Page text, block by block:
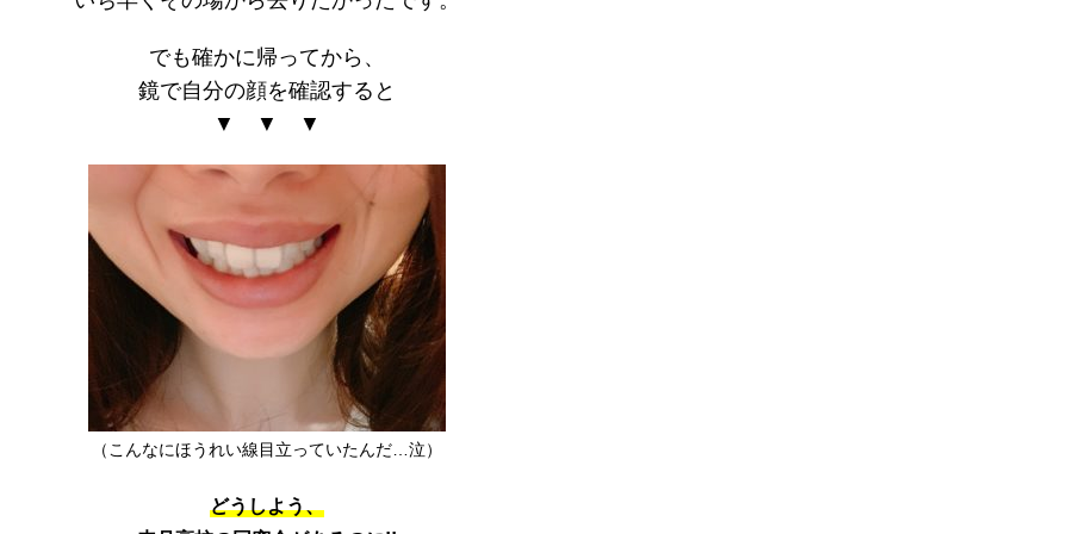
でも確かに帰ってから、
鏡で自分の顔を確認すると
▼ ▼ ▼
（こんなにほうれい線目立っていたんだ…泣）
どうしよう、